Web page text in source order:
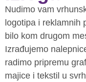
Nudimo vam
logotipa i reklamnih
bilo kom drugom
Izrađujemo
radimo pripremu
majice i tekstil u